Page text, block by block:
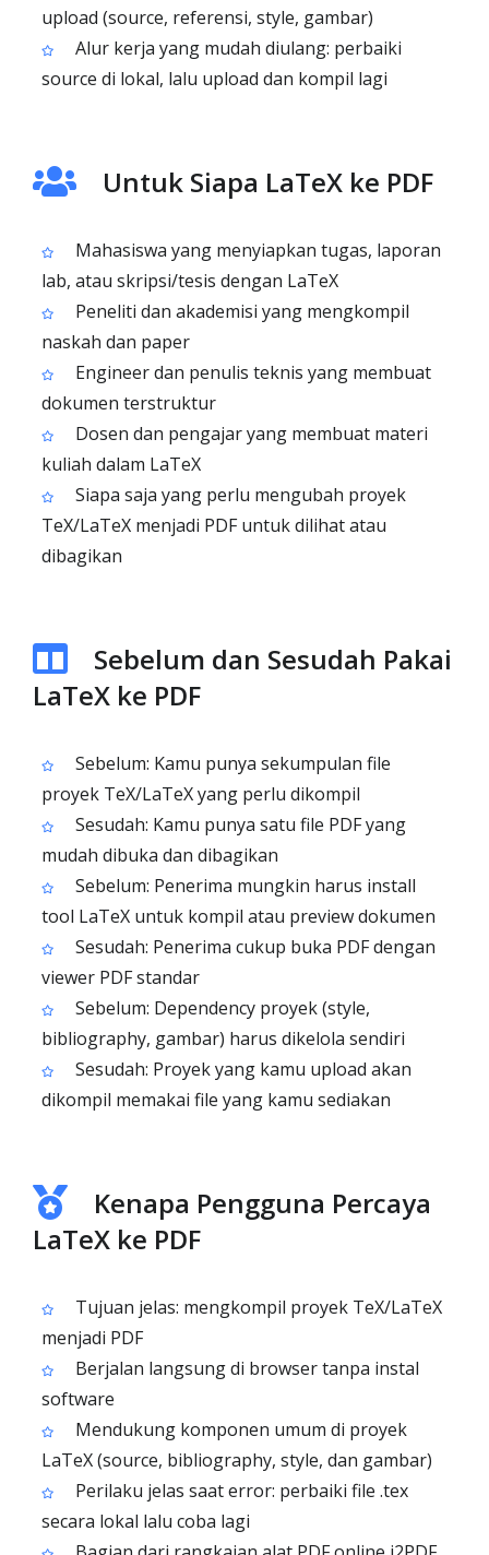
upload (source, referensi, style, gambar)
Alur kerja yang mudah diulang: perbaiki
source di lokal, lalu upload dan kompil lagi
Untuk Siapa LaTeX ke PDF
Mahasiswa yang menyiapkan tugas, laporan
lab, atau skripsi/tesis dengan LaTeX
Peneliti dan akademisi yang mengkompil
naskah dan paper
Engineer dan penulis teknis yang membuat
dokumen terstruktur
Dosen dan pengajar yang membuat materi
kuliah dalam LaTeX
Siapa saja yang perlu mengubah proyek
TeX/LaTeX menjadi PDF untuk dilihat atau
dibagikan
Sebelum dan Sesudah Pakai
LaTeX ke PDF
Sebelum: Kamu punya sekumpulan file
proyek TeX/LaTeX yang perlu dikompil
Sesudah: Kamu punya satu file PDF yang
mudah dibuka dan dibagikan
Sebelum: Penerima mungkin harus install
tool LaTeX untuk kompil atau preview dokumen
Sesudah: Penerima cukup buka PDF dengan
viewer PDF standar
Sebelum: Dependency proyek (style,
bibliography, gambar) harus dikelola sendiri
Sesudah: Proyek yang kamu upload akan
dikompil memakai file yang kamu sediakan
Kenapa Pengguna Percaya
LaTeX ke PDF
Tujuan jelas: mengkompil proyek TeX/LaTeX
menjadi PDF
Berjalan langsung di browser tanpa instal
software
Mendukung komponen umum di proyek
LaTeX (source, bibliography, style, dan gambar)
Perilaku jelas saat error: perbaiki file .tex
secara lokal lalu coba lagi